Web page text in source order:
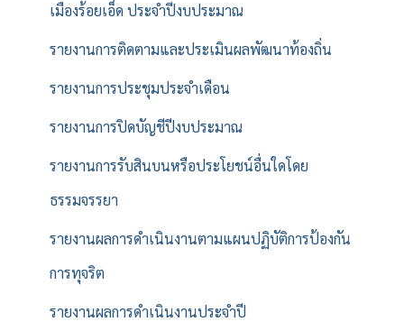
เมืองร้อยเอ็ด ประจำปีงบประมาณ
รายงานการติดตามและประเมินผลพัฒนาท้องถิ่น
รายงานการประชุมประจำเดือน
รายงานการปิดบัญชีปีงบประมาณ
รายงานการรับสินบนหรือประโยชน์อื่นใดโดย
ธรรมจรรยา
รายงานผลการดำเนินงานตามแผนปฏิบัติการป้องกัน
การทุจริต
รายงานผลการดำเนินงานประจำปี